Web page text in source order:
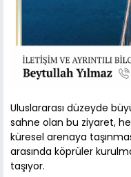
Uluslararası düzeyde
sahne olan bu ziyaret,
küresel arenaya
arasında köprüler
taşıyor.